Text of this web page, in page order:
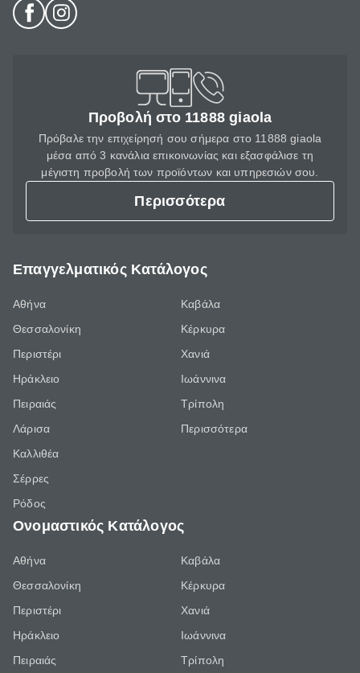
Προβολή στο 11888 giaola
Πρόβαλε την επιχείρησή σου σήμερα στο 11888 giaola
μέσα από 3 κανάλια επικοινωνίας και εξασφάλισε τη
μέγιστη προβολή των προϊόντων και υπηρεσιών σου.
Περισσότερα
Επαγγελματικός Κατάλογος
Αθήνα
Θεσσαλονίκη
Περιστέρι
Ηράκλειο
Πειραιάς
Λάρισα
Καλλιθέα
Σέρρες
Ρόδος
Καβάλα
Κέρκυρα
Χανιά
Ιωάννινα
Τρίπολη
Περισσότερα
Ονομαστικός Κατάλογος
Αθήνα
Θεσσαλονίκη
Περιστέρι
Ηράκλειο
Πειραιάς
Καβάλα
Κέρκυρα
Χανιά
Ιωάννινα
Τρίπολη